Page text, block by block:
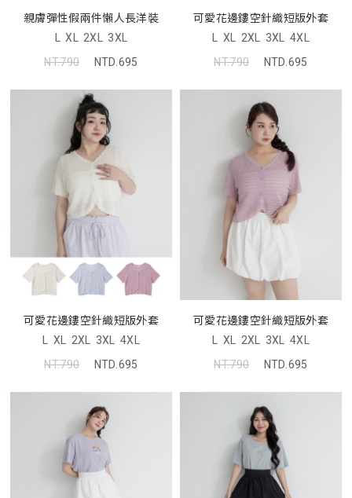
親膚彈性假兩件懶人長洋裝
L XL 2XL 3XL
NT.790
NTD.695
可愛花邊鏤空針織短版外套
L XL 2XL 3XL 4XL
NT.790
NTD.695
可愛花邊鏤空針織短版外套
L XL 2XL 3XL 4XL
NT.790
NTD.695
可愛花邊鏤空針織短版外套
L XL 2XL 3XL 4XL
NT.790
NTD.695